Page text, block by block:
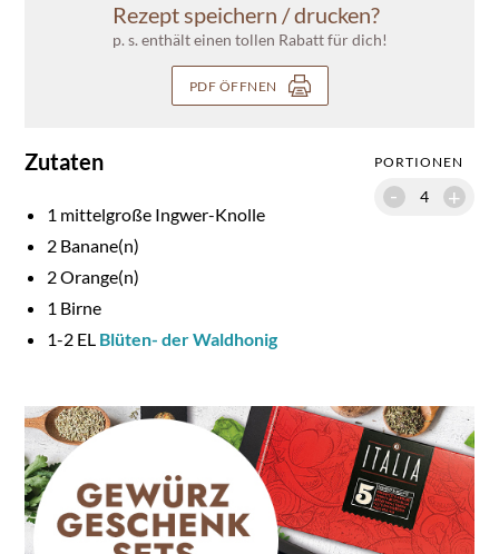
Rezept speichern / drucken?
p. s. enthält einen tollen Rabatt für dich!
PDF ÖFFNEN
Zutaten PORTIONEN
+
-
1 mittelgroße Ingwer-Knolle
2 Banane(n)
2Orange(n)
1 Birne
1-2 EL Blüten- der Waldhonig